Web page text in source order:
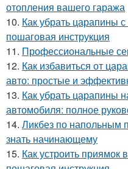
отопления вашего гаража
10. Как убрать царапины
пошаговая инструкция
11. Профессиональные
12. Как избавиться от
авто: простые и
13. Как убрать царапины
автомобиля: полное
14. Ликбез по напольным
знать начинающему
15. Как устроить приямок